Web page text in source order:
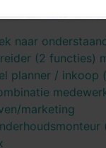
naar
(2 functies)
planner / inkoop
marketing